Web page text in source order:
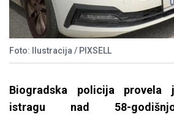
Foto: Ilustracija / PIXSELL
Biogradska policija provela
istragu nad 58-